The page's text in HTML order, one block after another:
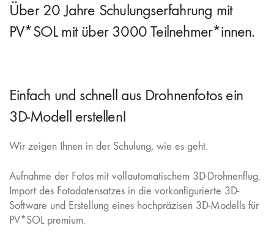
Über 20 Jahre Schulungserfahrung mit
PV*SOL mit über 3000 Teilnehmer*innen.
Einfach und schnell aus Drohnenfotos ein
3D-Modell erstellen!
Wir zeigen Ihnen in der Schulung, wie es geht.
Aufnahme der Fotos mit vollautomatischem 3D-Drohnenflug.
Import des Fotodatensatzes in die vorkonfigurierte 3D-
Software und Erstellung eines hochpräzisen 3D-Modells für
PV*SOL premium.